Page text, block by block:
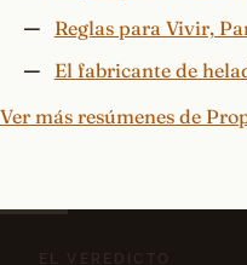
Reglas para Vivir,
El fabricante de
Ver más resúmenes de